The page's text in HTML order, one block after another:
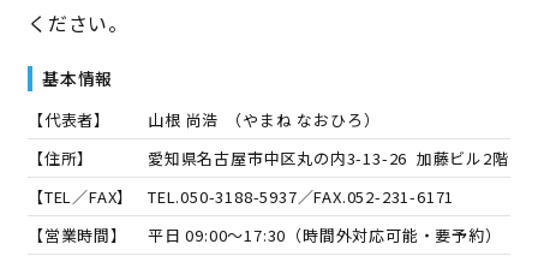
ください。
基本情報
【代表者】 山根 尚浩 （やまね なおひろ）
【住所】
愛知県名古屋市中区丸の内3-13-26 加藤ビル2階
【TEL／FAX】
TEL.050-3188-5937／FAX.052-231-6171
【営業時間】
平日 09:00～17:30（時間外対応可能・要予約）